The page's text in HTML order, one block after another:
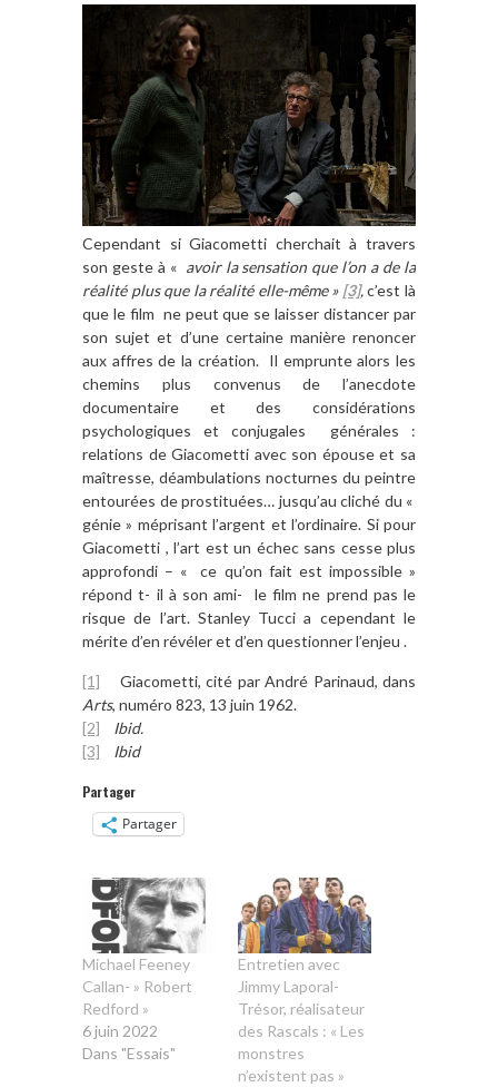
Cependant si Giacometti cherchait à travers
son geste à « avoir la sensation que l’on a de la
réalité plus que la réalité elle-même » [3],c’est là
que le film ne peut que se laisser distancer par
son sujet et d’une certaine manière renoncer
aux affres de la création. Il emprunte alors les
chemins plus convenus de l’anecdote
documentaire et des considérations
psychologiques et conjugales générales :
relations de Giacometti avec son épouse et sa
maîtresse, déambulations nocturnes du peintre
entourées de prostituées… jusqu’au cliché du «
génie » méprisant l’argent et l’ordinaire. Si pour
Giacometti , l’art est un échec sans cesse plus
approfondi – « ce qu’on fait est impossible »
répond t- il à son ami- le film ne prend pas le
risque de l’art. Stanley Tucci a cependant le
mérite d’en révéler et d’en questionner l’enjeu .
[1] Giacometti, cité par André Parinaud, dans
Arts, numéro 823, 13 juin 1962.
[2] Ibid.
[3] Ibid
Partager
Partager
Michael Feeney
Callan- » Robert
Redford »
6 juin 2022
Dans "Essais"
Entretien avec
Jimmy Laporal-
Trésor, réalisateur
des Rascals : « Les
monstres
n’existent pas »